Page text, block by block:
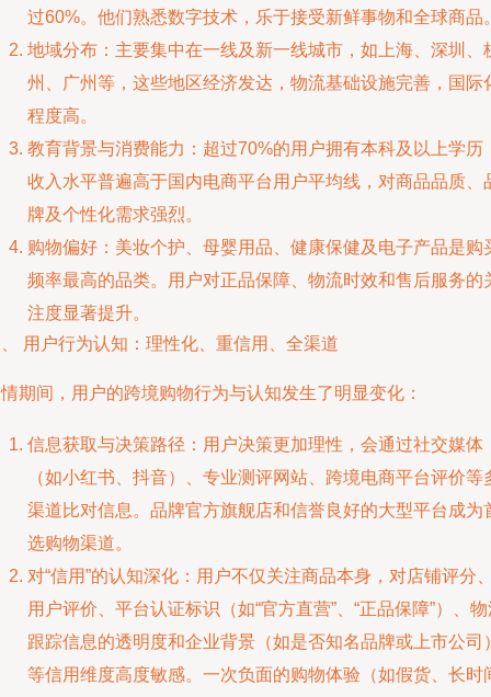
过60%。他们熟悉数字技术，乐于接受新鲜事物和全球商品
地域分布：主要集中在一线及新一线城市，如上海、深圳、
州、广州等，这些地区经济发达，物流基础设施完善，国际
程度高。
教育背景与消费能力：超过70%的用户拥有本科及以上学历
收入水平普遍高于国内电商平台用户平均线，对商品品质、
牌及个性化需求强烈。
购物偏好：美妆个护、母婴用品、健康保健及电子产品是购
频率最高的品类。用户对正品保障、物流时效和售后服务的
注度显著提升。
用户行为认知：理性化、重信用、全渠道
期间，用户的跨境购物行为与认知发生了明显变化：
信息获取与决策路径：用户决策更加理性，会通过社交媒体
（如小红书、抖音）、专业测评网站、跨境电商平台评价等
渠道比对信息。品牌官方旗舰店和信誉良好的大型平台成为
选购物渠道。
对“信用”的认知深化：用户不仅关注商品本身，对店铺评分
用户评价、平台认证标识（如“官方直营”、“正品保障”）、
跟踪信息的透明度和企业背景（如是否知名品牌或上市公司
等信用维度高度敏感。一次负面的购物体验（如假货、长时